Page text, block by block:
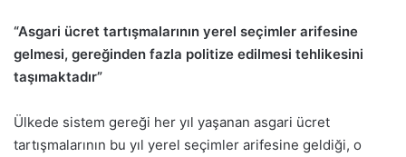
“Asgari ücret tartışmalarının yerel seçimler arifesine
gelmesi, gereğinden fazla politize edilmesi tehlikesini
taşımaktadır”
Ülkede sistem gereği her yıl yaşanan asgari ücret
tartışmalarının bu yıl yerel seçimler arifesine geldiği, o